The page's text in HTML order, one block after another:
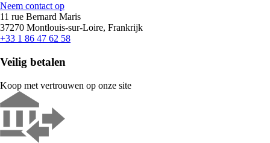
Neem contact op
11 rue Bernard Maris
37270 Montlouis-sur-Loire, Frankrijk
+33 1 86 47 62 58
Veilig betalen
Koop met vertrouwen op onze site